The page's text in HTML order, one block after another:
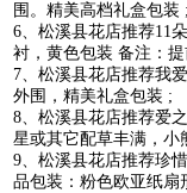
围。精美高档礼盒包装 ;
6、松溪县花店推荐11
衬，黄色包装 备注：
7、松溪县花店推荐我
外围，精美礼盒包装 ;
8、松溪县花店推荐爱
星或其它配草丰满，小
9、松溪县花店推荐珍
品包装：粉色欧亚纸扇